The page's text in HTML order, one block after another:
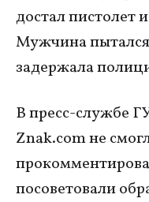
достал пистолет
Мужчина пытался
задержала
В пресс-службе
Znak.com не
посоветовали